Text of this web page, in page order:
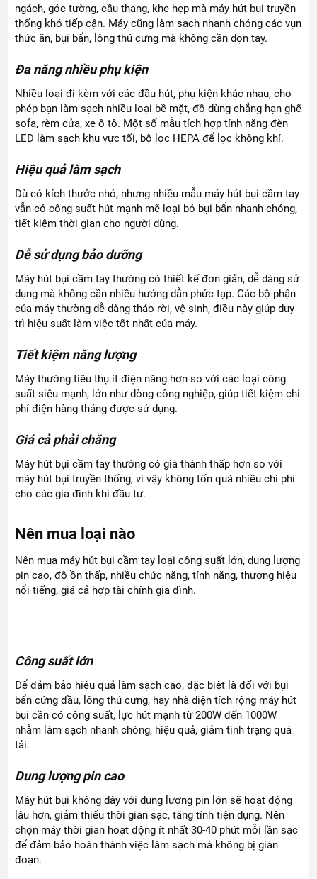
ngách, góc tường, cầu thang, khe hẹp mà máy hút bụi truyền
thống khó tiếp cận. Máy cũng làm sạch nhanh chóng các vụn
thức ăn, bụi bẩn, lông thú cưng mà không cần dọn tay.
Đa năng nhiều phụ kiện
Nhiều loại đi kèm với các đầu hút, phụ kiện khác nhau, cho
phép bạn làm sạch nhiều loại bề mặt, đồ dùng chẳng hạn ghế
sofa, rèm cửa, xe ô tô. Một số mẫu tích hợp tính năng đèn
LED làm sạch khu vực tối, bộ lọc HEPA để lọc không khí.
Hiệu quả làm sạch
Dù có kích thước nhỏ, nhưng nhiều mẫu máy hút bụi cầm tay
vẫn có công suất hút mạnh mẽ loại bỏ bụi bẩn nhanh chóng,
tiết kiệm thời gian cho người dùng.
Dễ sử dụng bảo dưỡng
Máy hút bụi cầm tay thường có thiết kế đơn giản, dễ dàng sử
dụng mà không cần nhiều hướng dẫn phức tạp. Các bộ phận
của máy thường dễ dàng tháo rời, vệ sinh, điều này giúp duy
trì hiệu suất làm việc tốt nhất của máy.
Tiết kiệm năng lượng
Máy thường tiêu thụ ít điện năng hơn so với các loại công
suất siêu mạnh, lớn như dòng công nghiệp, giúp tiết kiệm chi
phí điện hàng tháng được sử dụng.
Giá cả phải chăng
Máy hút bụi cầm tay thường có giá thành thấp hơn so với
máy hút bụi truyền thống, vì vậy không tốn quá nhiều chi phí
cho các gia đình khi đầu tư.
Nên mua loại nào
Nên mua máy hút bụi cầm tay loại công suất lớn, dung lượng
pin cao, độ ồn thấp, nhiều chức năng, tính năng, thương hiệu
nổi tiếng, giá cả hợp tài chính gia đình.
Công suất lớn
Để đảm bảo hiệu quả làm sạch cao, đặc biệt là đối với bụi
bẩn cứng đầu, lông thú cưng, hay nhà diện tích rộng máy hút
bụi cần có công suất, lực hút mạnh từ 200W đến 1000W
nhằm làm sạch nhanh chóng, hiệu quả, giảm tình trạng quá
tải.
Dung lượng pin cao
Máy hút bụi không dây với dung lượng pin lớn sẽ hoạt động
lâu hơn, giảm thiểu thời gian sạc, tăng tính tiện dụng. Nên
chọn máy thời gian hoạt động ít nhất 30-40 phút mỗi lần sạc
để đảm bảo hoàn thành việc làm sạch mà không bị gián
đoạn.